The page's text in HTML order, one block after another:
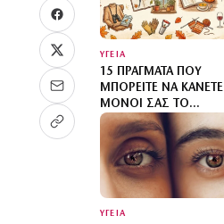
ΥΓΕΙΑ
15 ΠΡΆΓΜΑΤΑ ΠΟΥ
ΜΠΟΡΕΊΤΕ ΝΑ ΚΆΝΕΤΕ
ΜΌΝΟΙ ΣΑΣ ΤΟ
ΦΘΙΝΌΠΩΡΟ
ΥΓΕΙΑ